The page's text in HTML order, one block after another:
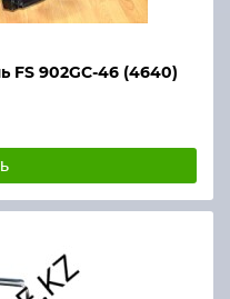
FS 902GC-46 (4640)